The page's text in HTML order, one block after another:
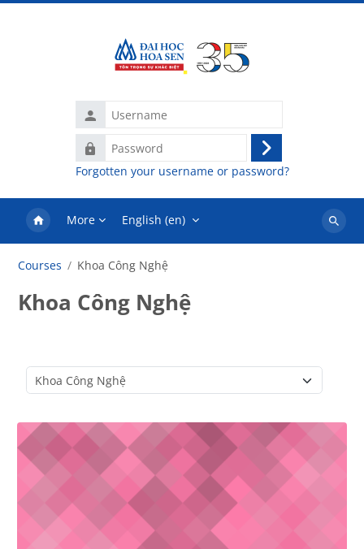
Username
Password
Log
in
Forgotten your username or password?
More English ‎(en)‎
Search
Courses Khoa Công Nghệ
Khoa Công Nghệ